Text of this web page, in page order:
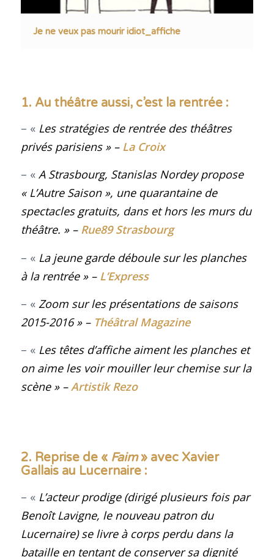
Je ne veux pas mourir idiot_affiche
1. Au théâtre aussi, c’est la rentrée :
– « Les stratégies de rentrée des théâtres
privés parisiens » – La Croix
– « A Strasbourg, Stanislas Nordey propose
« L’Autre Saison », une quarantaine de
spectacles gratuits, dans et hors les murs du
théâtre. » – Rue89 Strasbourg
– « La jeune garde déboule sur les planches
à la rentrée» – L’Express
– « Zoom sur les présentations de saisons
2015-2016» – Théâtral Magazine
– « Les têtes d’affiche aiment les planches et
on aime les voir mouiller leur chemise sur la
scène» –Artistik Rezo
2. Reprise de « Faim» avec Xavier
Gallais au Lucernaire :
– « L’acteur prodige (dirigé plusieurs fois par
Benoît Lavigne, le nouveau patron du
Lucernaire) se livre à corps perdu dans la
bataille en tentant de conserver sa dignité